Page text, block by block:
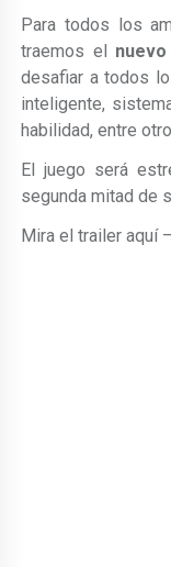
Para todos los
traemos el
desafiar a todos
inteligente,
habilidad, entre
El juego será
segunda mitad de
Mira el trailer aquí